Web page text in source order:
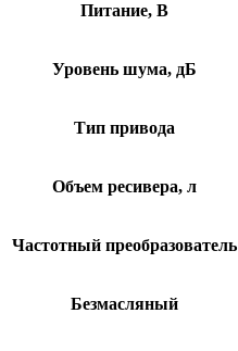
Питание, В
Уровень шума, дБ
Тип привода
Объем ресивера, л
Частотный преобразователь
Безмасляный